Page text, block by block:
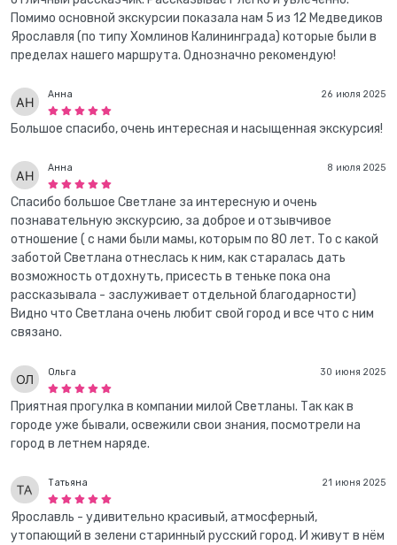
Помимо основной экскурсии показала нам 5 из 12 Медведиков
Ярославля (по типу Хомлинов Калининграда) которые были в
пределах нашего маршрута. Однозначно рекомендую!
26 июля 2025
Анна
Большое спасибо, очень интересная и насыщенная экскурсия!
8 июля 2025
Анна
Спасибо большое Светлане за интересную и очень
познавательную экскурсию, за доброе и отзывчивое
отношение ( с нами были мамы, которым по 80 лет. То с какой
заботой Светлана отнеслась к ним, как старалась дать
возможность отдохнуть, присесть в теньке пока она
рассказывала - заслуживает отдельной благодарности)
Видно что Светлана очень любит свой город и все что с ним
связано.
30 июня 2025
Ольга
Приятная прогулка в компании милой Светланы. Так как в
городе уже бывали, освежили свои знания, посмотрели на
город в летнем наряде.
21 июня 2025
Татьяна
Ярославль - удивительно красивый, атмосферный,
утопающий в зелени старинный русский город. И живут в нём